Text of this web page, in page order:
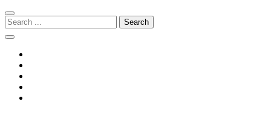
Skip
to
navigation
Skip
to
content
Search
for: